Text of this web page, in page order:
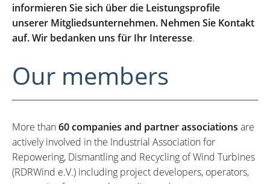
informieren Sie sich über die Leistungsprofile
unserer Mitgliedsunternehmen. Nehmen Sie Kontakt
auf. Wir bedanken uns für Ihr Interesse.
Our members
More than60 companies and partner associations are
actively involved in the Industrial Association for
Repowering, Dismantling and Recycling of Wind Turbines
(RDRWind e.V.) including project developers, operators,